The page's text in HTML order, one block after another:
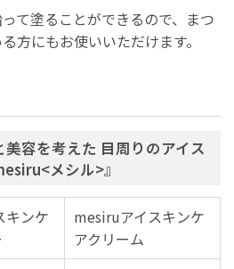
て塗ることができるので、まつ
方にもお使いいただけます。
容を考えた 目周りのアイス
メシル>』
キンケ
mesiruアイスキンケ
アクリーム